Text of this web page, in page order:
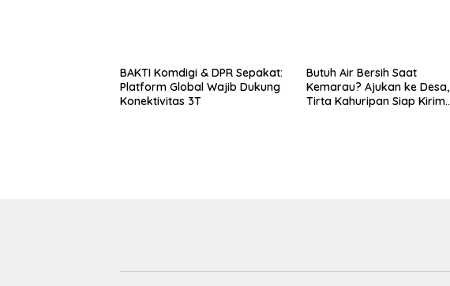
BAKTI Komdigi & DPR Sepakat:
Platform Global Wajib Dukung
Konektivitas 3T
Butuh Air Bersih Saat
Kemarau? Ajukan ke Desa,
Tirta Kahuripan Siap Kirim